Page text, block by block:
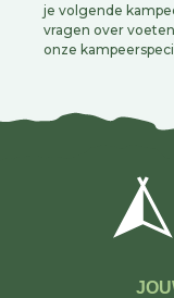
je volgende
vragen over
onze